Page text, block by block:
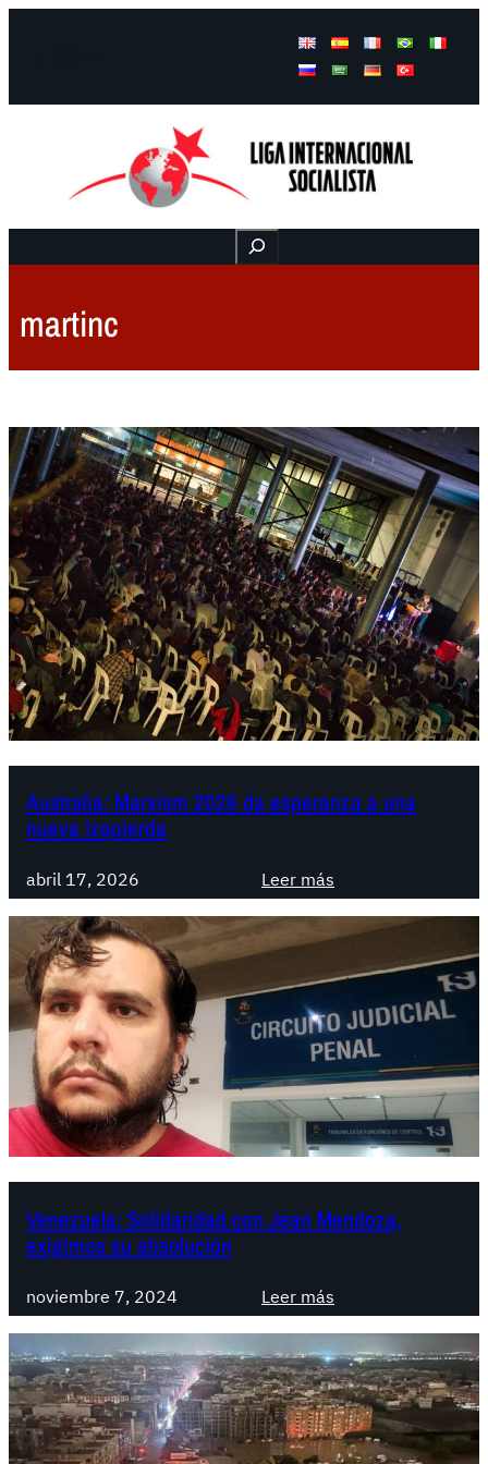
Buscar
martinc
Australia: Marxism 2026 da esperanza a una
nueva izquierda
abril 17, 2026 Leer más
A
u
t
r
a
l
i
a
:
M
r
s
m
2
0
2
6
Venezuela: Solidaridad con Jean Mendoza,
exigimos su absolución
noviembre 7, 2024 Leer más
V
e
n
e
z
u